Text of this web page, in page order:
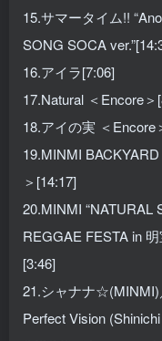
15.サマータイム!!
SONG SOCA
16.アイラ[7:06]
17.Natural ＜Encore＞
18.アイの実 ＜Encore
19.MINMI
＞[14:17]
20.MINMI “NATURAL
REGGAE FESTA in
[3:46]
21.シャナナ☆(MINMI)
Perfect Vision